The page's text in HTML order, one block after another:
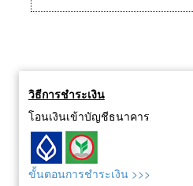
วิธีการชำระเงิน
โอนเงินเข้าบัญชีธนาคาร
ขั้นตอนการชำระเงิน >>>